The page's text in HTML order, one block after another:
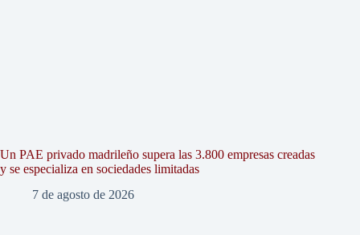
Un PAE privado madrileño supera las 3.800 empresas creadas
y se especializa en sociedades limitadas
7 de agosto de 2026